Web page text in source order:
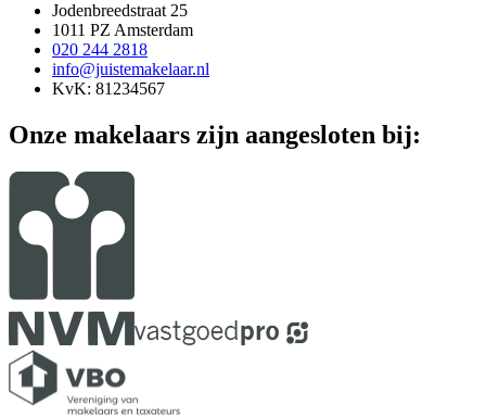
Jodenbreedstraat 25
1011 PZ Amsterdam
020 244 2818
info@juistemakelaar.nl
KvK: 81234567
Onze makelaars zijn aangesloten bij: